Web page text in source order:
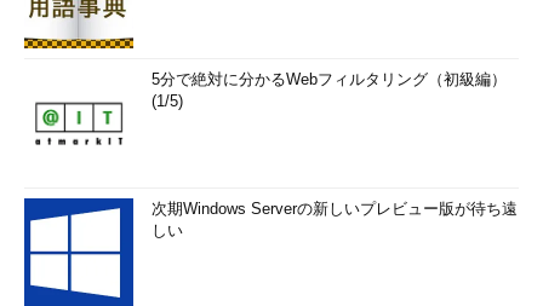
5分で絶対に分かるWebフィルタリング（初級編）
(1/5)
次期Windows Serverの新しいプレビュー版が待ち遠
しい